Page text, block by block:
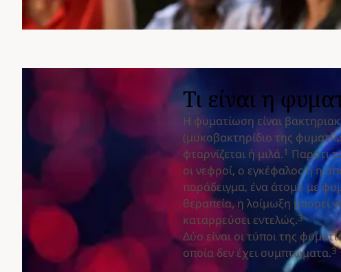
Τι είναι η
Η φυματίωση είναι
(μυκοβακτηρίδιο της
φταρνίζεται ή μιλά.1 Παρότι
οι νεφροί, ο εγκέφαλος ή η
παράδειγμα, ένα άτομο με
θεραπεία, η λοίμωξη μπορεί
καταρρεύσει εντελώς.3
Δύο είναι οι τύποι της
οποία δεν έχει συμπτώματα.3